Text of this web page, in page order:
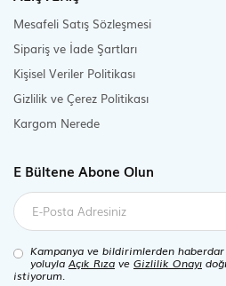
Mesafeli Satış Sözleşmesi
Sipariş ve İade Şartları
Kişisel Veriler Politikası
Gizlilik ve Çerez Politikası
Kargom Nerede
E Bültene Abone Olun
Kampanya ve bildirimlerden
yoluylaAçık Rıza ve Gizlilik Onayı
istiyorum.